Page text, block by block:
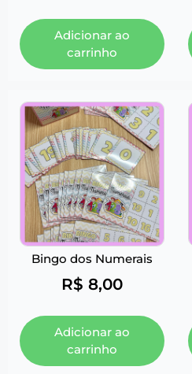
Adicionar ao
carrinho
Bingo dos Numerais
R$ 8,00
Adicionar ao
carrinho